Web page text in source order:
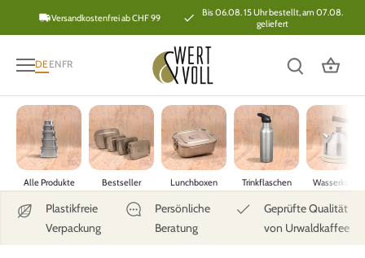
Versandkostenfrei ab CHF 99
Bis 06.08. 15 Uhr bestellt, am 07.08.
geliefert
DEENFR
Alle Produkte Bestseller Lunchboxen Trinkflaschen Wasserkocher
Plastikfreie
Verpackung
Persönliche
Beratung
Geprüfte Qualität
von Urwaldkaffee